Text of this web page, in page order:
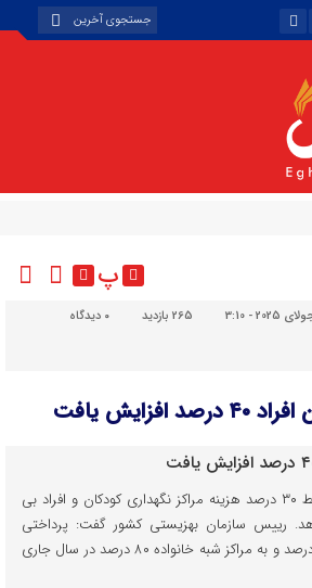
پ
265 بازدید دیدگاه
یافت
یارانه پرداختی بهزیستی فقط ۳۰ درصد هزینه مراکز نگهداری کودکان و افراد بی
رییس سازمان بهزیستی کشور گفت: پرداختی
بهزیستی به مددجویان ۴۰ درصد و به مراکز شبه خانواده ۸۰ درصد در سال جاری